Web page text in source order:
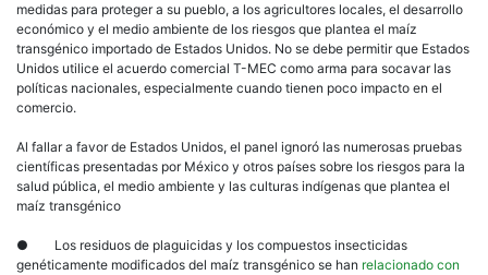
medidas para proteger a su pueblo, a los agricultores locales, el desarrollo
económico y el medio ambiente de los riesgos que plantea el maíz
transgénico importado de Estados Unidos. No se debe permitir que Estados
Unidos utilice el acuerdo comercial T-MEC como arma para socavar las
políticas nacionales, especialmente cuando tienen poco impacto en el
comercio.
Al fallar a favor de Estados Unidos, el panel ignoró las numerosas pruebas
científicas presentadas por México y otros países sobre los riesgos para la
salud pública, el medio ambiente y las culturas indígenas que plantea el
maíz transgénico
● Los residuos de plaguicidas y los compuestos insecticidas
genéticamente modificados del maíz transgénico se han relacionado con